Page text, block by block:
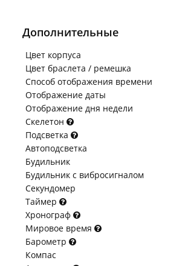
Дополнительные
Цвет корпуса
Цвет браслета / ремешка
Способ отображения времени
Отображение даты
Отображение дня недели
Скелетон
Подсветка
Автоподсветка
Будильник
Будильник с вибросигналом
Секундомер
Таймер
Хронограф
Мировое время
Барометр
Компас